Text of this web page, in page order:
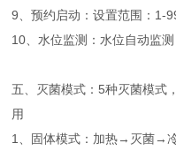
9、预约启动：设置范围：1-
10、水位监测：水位自动监
五、灭菌模式：5种灭菌模式
用
1、固体模式：加热→灭菌→